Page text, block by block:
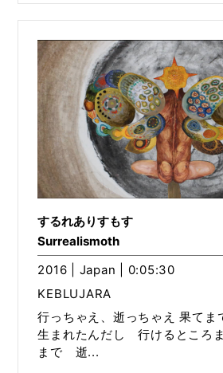
するれありすもす
Surrealismoth
2016 | Japan | 0:05:30
KEBLUJARA
行っちゃえ、逝っちゃえ 果て
生まれたんだし 行けるところ
まで 逝...